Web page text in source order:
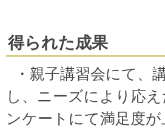
得られた成果
・親子講習会にて、
し、ニーズにより応
ンケートにて満足度が